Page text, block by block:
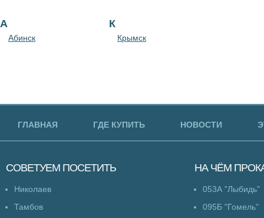
А
Абинск
К
Крымск
ГЛАВНАЯ ГДЕ КУПИТЬ НОВОСТИ
СОВЕТУЕМ ПОСЕТИТЬ
Николаев
Тамбов
НА ЧЁМ
053А "Лыбидь"
095Б "Гомель"